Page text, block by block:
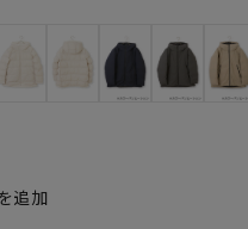
追加